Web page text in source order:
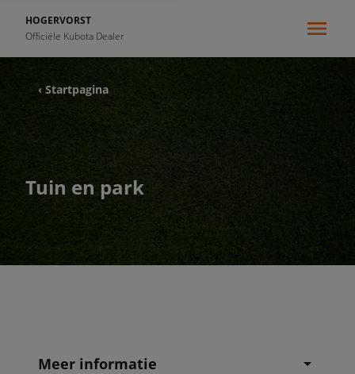
HOGERVORST
Officiële Kubota Dealer
‹ Startpagina
Tuin en park
Meer informatie